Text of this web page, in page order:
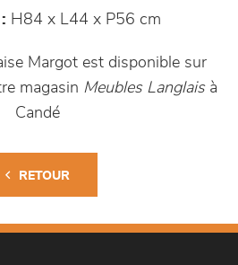
H84 x L44 x P56 cm
Margot est disponible sur
magasin Meubles Langlaisà
Candé
RETOUR